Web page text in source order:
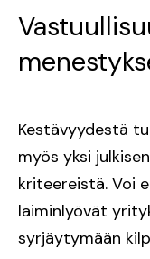
Kestävyydestä
myös yksi
kriteereistä. Voi
laiminlyövät
syrjäytymään